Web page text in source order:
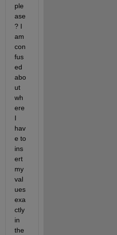
ple
ase
? I
am
con
fus
ed
abo
ut
wh
ere
I
hav
e to
ins
ert
my
val
ues
exa
ctly
in
the